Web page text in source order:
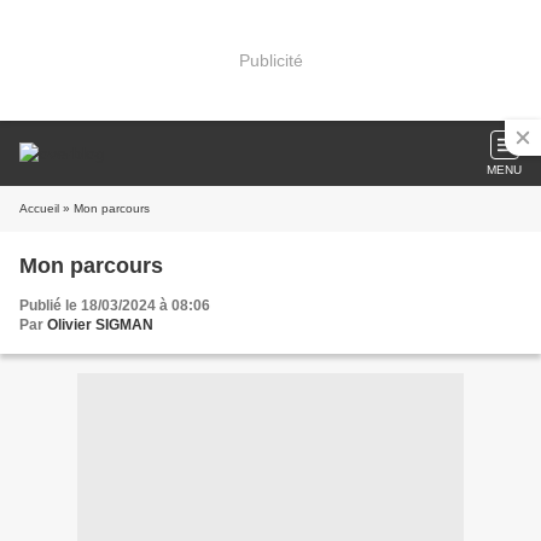
Publicité
MENU
Accueil » Mon parcours
Mon parcours
Publié le 18/03/2024 à 08:06
Par Olivier SIGMAN